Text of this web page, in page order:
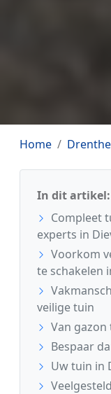
Home Drenthe
In dit artikel:
Compleet
experts in
Voorkom
te schakelen
veilige tuin
Van
Bespaar
Uw tuin in